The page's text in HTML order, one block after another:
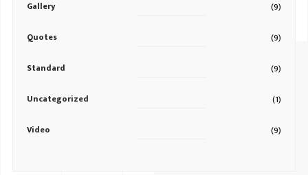
Gallery (9)
Quotes (9)
Standard (9)
Uncategorized (1)
Video (9)